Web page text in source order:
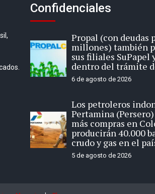
Confidenciales
Propal (con deudas
millones) también
sus filiales SuPapel
dentro del trámite
6 de agosto de 2026
Los petroleros
Pertamina
más compras en
producirán 40.000
crudo y gas en el
5 de agosto de 2026